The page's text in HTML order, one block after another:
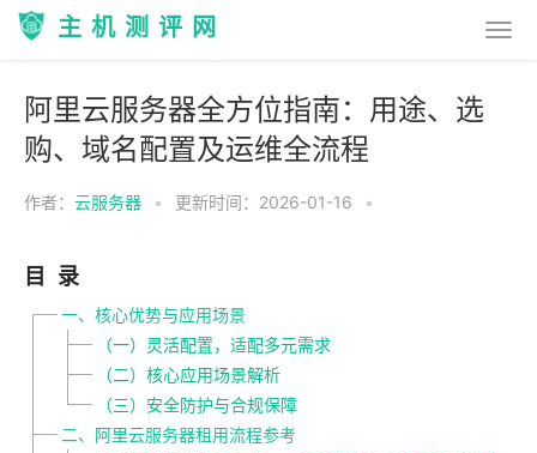
主机测评网
阿里云服务器全方位指南：用途、选
购、域名配置及运维全流程
作者： 云服务器 • 更新时间：2026-01-16 •
目录
一、核心优势与应用场景
（一）灵活配置，适配多元需求
（二）核心应用场景解析
（三）安全防护与合规保障
二、阿里云服务器租用流程参考